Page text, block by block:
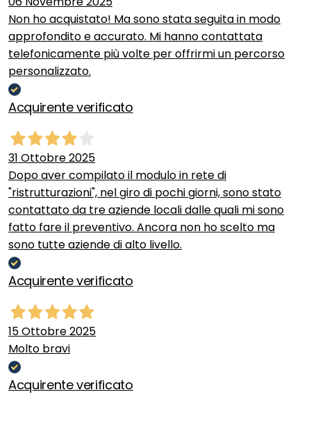
Non ho acquistato! Ma sono stata seguita in modo
approfondito e accurato. Mi hanno contattata
telefonicamente più volte per offrirmi un percorso
personalizzato.
Acquirente verificato
31 Ottobre 2025
Dopo aver compilato il modulo in rete di
"ristrutturazioni", nel giro di pochi giorni, sono stato
contattato da tre aziende locali dalle quali mi sono
fatto fare il preventivo. Ancora non ho scelto ma
sono tutte aziende di alto livello.
Acquirente verificato
15 Ottobre 2025
Molto bravi
Acquirente verificato